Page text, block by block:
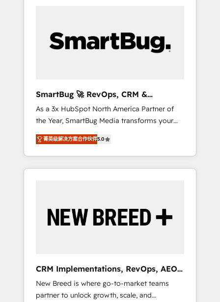
and Story to stop "accelerating a mess." ⚙️
Elite Engineering & AI Scalable Architecture:
agents, and high-integrity migrations for total
reporting clarity. Security & Compliance: SOC
2 Type I and HIPAA attested for enterprise-
grade data security. 🏆 Why Bluleadz? GTM
OS Partner | 16+ Years Experience | 1,000+
Five-Star Reviews
SmartBug 🚀 RevOps, CRM &
Integration Experts
As a 3x HubSpot North America Partner of
the Year, SmartBug Media transforms your
customer lifecycle into a revenue engine. Our
unified ecosystem includes specialized
divisions Globalia (AI & Software) and Point
Success Media (Paid Media), making this the
by Globalia’s technical development team. -
19 HubSpot-certified trainers to drive
deployment of Breeze AI and custom agents
to automate growth. 🏆 Elite Excellence - 8
platform accreditations and deep HIPAA-
菁英级解决方案合作伙伴5.0
CRM Implementations, RevOps, AEO
+ Web, Demand Gen
New Breed is where go-to-market teams
partner to unlock growth, scale, and